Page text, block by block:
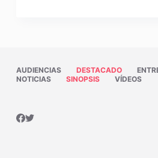
AUDIENCIAS DESTACADO
NOTICIAS
SINOPSIS VÍDEOS